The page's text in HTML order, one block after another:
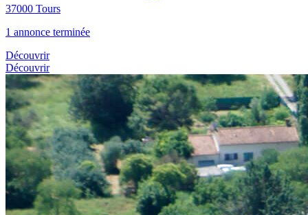
37000 Tours
1 annonce terminée
Découvrir
Découvrir